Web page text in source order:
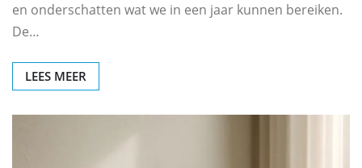
en onderschatten wat we in een jaar kunnen bereiken.
De…
LEES MEER